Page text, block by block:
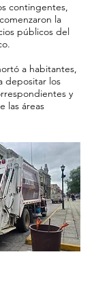
contingentes,
la
públicos del
a habitantes,
depositar los
y
las áreas